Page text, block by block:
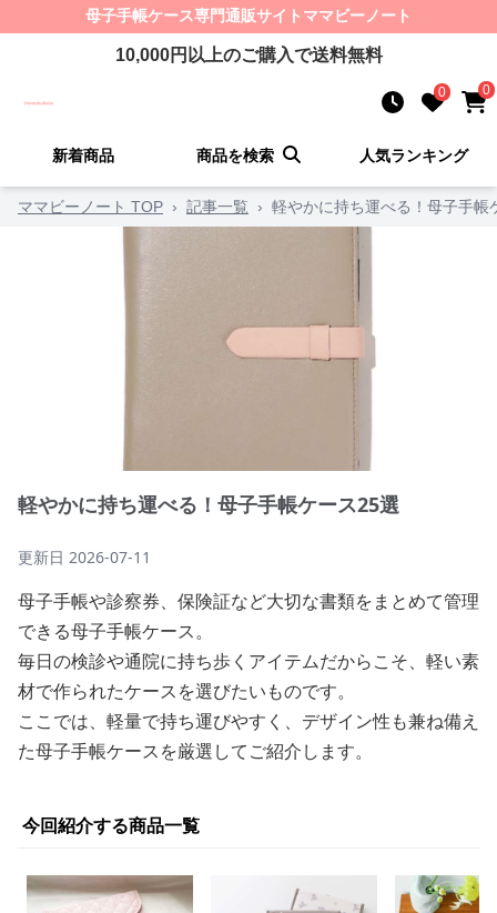
母子手帳ケース専門通販サイト ママビーノート
10,000円以上のご購入で送料無料
0 0
新着商品 商品を検索 人気ランキング
ママビーノート TOP › 記事一覧 › 軽やかに持ち運べる！母子手帳
軽やかに持ち運べる！母子手帳ケース25選
更新日 2026-07-11
母子手帳や診察券、保険証など大切な書類をまとめて管理
できる母子手帳ケース。
毎日の検診や通院に持ち歩くアイテムだからこそ、軽い素
材で作られたケースを選びたいものです。
ここでは、軽量で持ち運びやすく、デザイン性も兼ね備え
た母子手帳ケースを厳選してご紹介します。
今回紹介する商品一覧